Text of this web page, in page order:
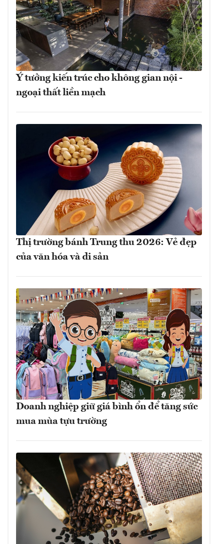
Ý tưởng kiến trúc cho không gian nội -
ngoại thất liền mạch
Thị trường bánh Trung thu 2026: Vẻ đẹp
của văn hóa và di sản
Doanh nghiệp giữ giá bình ổn để tăng sức
mua mùa tựu trường